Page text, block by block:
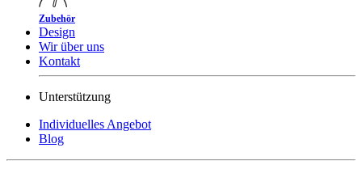
Zubehör
Design
Wir über uns
Kontakt
Unterstützung
Individuelles Angebot
Blog